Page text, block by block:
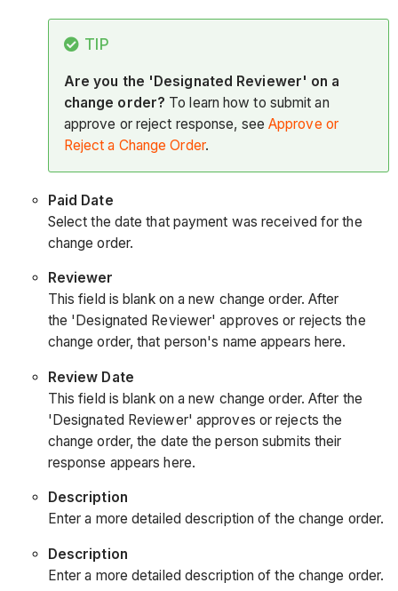
TIP
Are you the 'Designated Reviewer' on a
change order? To learn how to submit an
approve or reject response, see Approve or
Reject a Change Order.
Paid Date
Select the date that payment was received for the
change order.
Reviewer
This field is blank on a new change order. After
the 'Designated Reviewer' approves or rejects the
change order, that person's name appears here.
Review Date
This field is blank on a new change order. After the
'Designated Reviewer' approves or rejects the
change order, the date the person submits their
response appears here.
Description
Enter a more detailed description of the change order.
Description
Enter a more detailed description of the change order.